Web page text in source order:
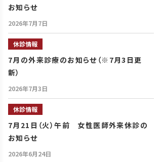
お知らせ
2026年7月7日
休診情報
7月の外来診療のお知らせ（※7月3日更
新）
2026年7月3日
休診情報
7月21日（火）午前 女性医師外来休診の
お知らせ
2026年6月24日